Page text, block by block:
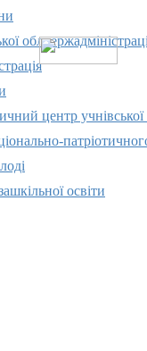
центр учнівської
освіти